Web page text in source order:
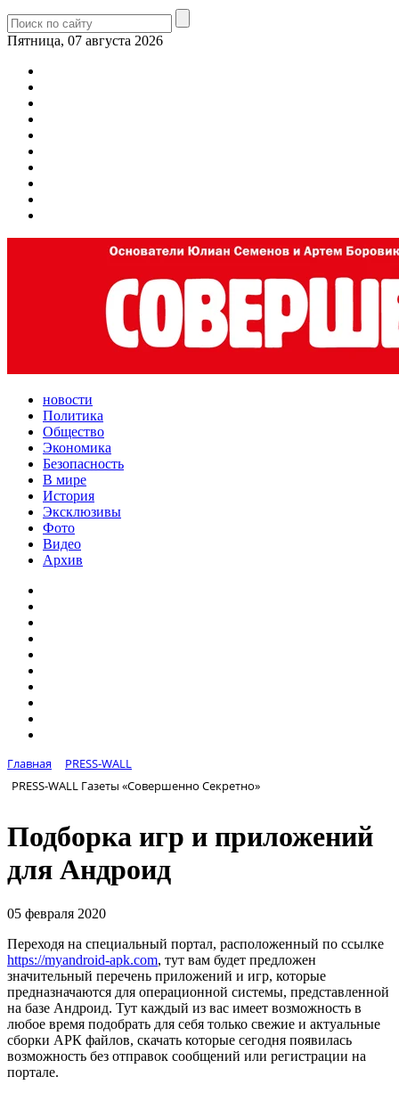
Пятница, 07 августа 2026
новости
Политика
Общество
Экономика
Безопасность
В мире
История
Эксклюзивы
Фото
Видео
Архив
Главная
PRESS-WALL
PRESS-WALL Газеты «Совершенно Секретно»
Подборка игр и приложений
для Андроид
05 февраля 2020
Переходя на специальный портал, расположенный по ссылке
https://myandroid-apk.com, тут вам будет предложен
значительный перечень приложений и игр, которые
предназначаются для операционной системы, представленной
на базе Андроид. Тут каждый из вас имеет возможность в
любое время подобрать для себя только свежие и актуальные
сборки АРК файлов, скачать которые сегодня появилась
возможность без отправок сообщений или регистрации на
портале.